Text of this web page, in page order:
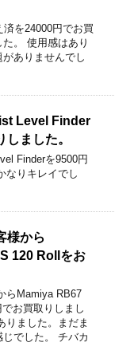
済を24000円でお買
。 使用感はあり
ありませんでし
Level Finder
ました。
Finderを9500円
なりキレイでし
様から
120 Rollをお
らMamiya RB67
お買取りしまし
りました。まだま
でした。 チバカ